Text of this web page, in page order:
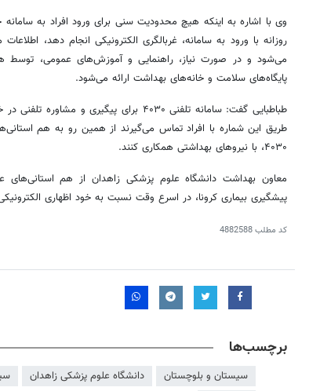
وی با اشاره به اینکه هیچ محدودیت سنی برای ورود افراد به
روزانه با ورود به سامانه، غربالگری الکترونیکی انجام دهد،
می‌شود و در صورت نیاز، راهنمایی و آموزش‌های عمومی، توسط
پایگاه‌های سلامت و خانه‌های بهداشت ارائه می‌شود.
طباطبایی گفت: سامانه تلفنی ۴۰۳۰ برای پیگیری و مشاوره تلفنی در خصوص بیماری
طریق این شماره با افراد تماس می‌گیرند از همین رو به هم
۴۰۳۰، با نیروهای بهداشتی همکاری کنند.
معاون بهداشت دانشگاه علوم پزشکی زاهدان از هم
پیشگیری بیماری کرونا، در اسرع وقت نسبت به خود اظهاری الکترونیکی
کد مطلب4882588
برچسب‌ها
سیستان و بلوچستان دانشگاه علوم پزشکی زاهدان